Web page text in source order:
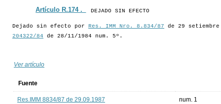
Artículo R.174 ._ DEJADO SIN EFECTO
Dejado sin efecto por Res. IMM Nro. 8.834/87 de 29
204322/84 de 28/11/1984 num. 5º.
Ver artículo
Fuente
Res.IMM 8834/87 de 29.09.1987 num. 1